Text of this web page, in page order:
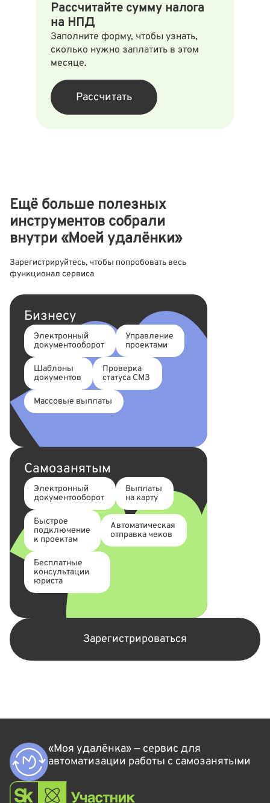
Рассчитайте сумму налога
на НПД
Заполните форму, чтобы узнать,
сколько нужно заплатить в этом
месяце.
Рассчитать
Ещё больше полезных
инструментов собрали
внутри «Моей удалёнки»
Зарегистрируйтесь, чтобы попробовать весь
функционал сервиса
Бизнесу
Электронный
документооборот
Управление
проектами
Шаблоны
документов
Проверка
статуса СМЗ
Массовые выплаты
Самозанятым
Электронный
документооборот
Выплаты
на карту
Быстрое
подключение
к проектам
Автоматическая
отправка чеков
Бесплатные
консультации
юриста
Зарегистрироваться
«Моя удалёнка» — сервис для
автоматизации работы с самозанятыми